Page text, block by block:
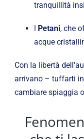
tranquillità
Petani, che
acque
Con la libertà
arrivano – tuffarti
cambiare spiaggia